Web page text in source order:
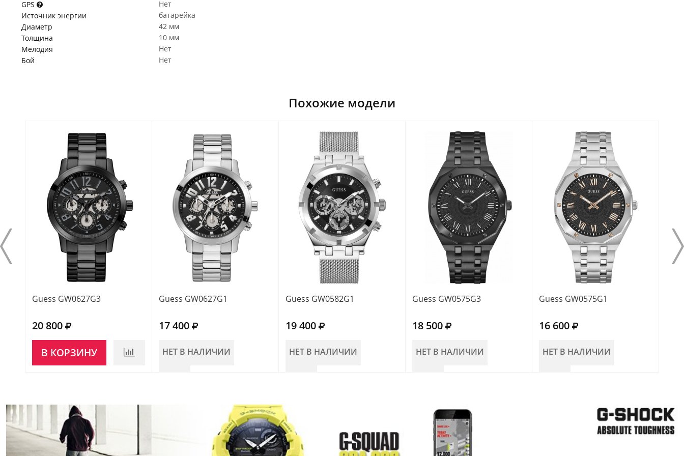
GPS
Нет
Источник энергии
батарейка
Диаметр
42 мм
Толщина
10 мм
Мелодия
Нет
Бой
Нет
Похожие модели
Guess GW0627G3
20 800
В КОРЗИНУ
Guess GW0627G1
17 400
НЕТ В НАЛИЧИИ
Guess GW0582G1
19 400
НЕТ В НАЛИЧИИ
Guess GW0575G3
18 500
НЕТ В НАЛИЧИИ
Guess GW0575G1
16 600
НЕТ В НАЛИЧИИ